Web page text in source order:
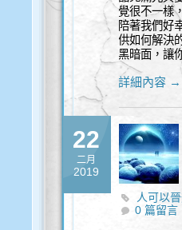
覺很不一樣
陪著我們好
供如何解決
黑暗面，讓
詳細內容 →
22
二月
2019
人可以
0 篇留言